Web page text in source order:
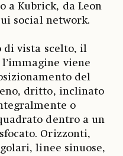
a Kubrick, da Leon
social network.
di vista scelto, il
viene
del
dritto, inclinato
o
dentro a un
Orizzonti,
linee sinuose,